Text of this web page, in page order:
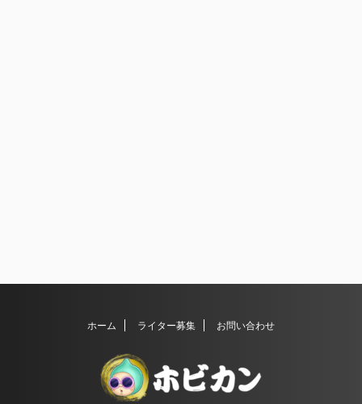
ホーム ライター募集 お問い合わせ